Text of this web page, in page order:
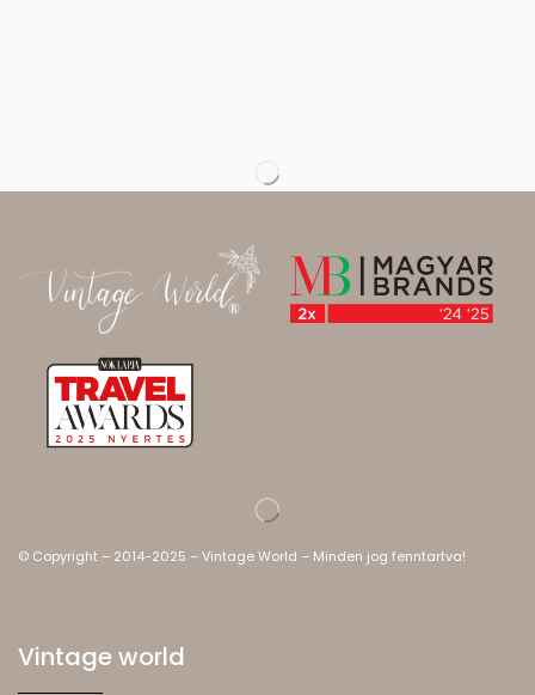
© Copyright – 2014-2025 – Vintage World – Minden jog fenntartva!
Vintage world